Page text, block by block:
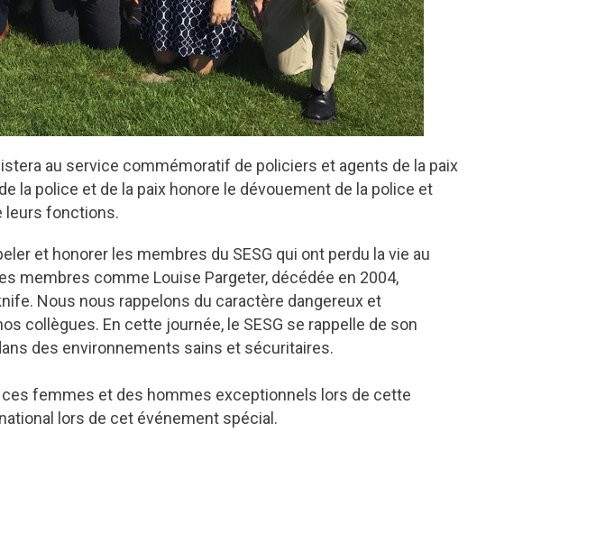
au service commémoratif de policiers et agents de la paix
la police et de la paix honore le dévouement de la police et
leurs fonctions.
et honorer les membres du SESG qui ont perdu la vie au
membres comme Louise Pargeter, décédée en 2004,
Nous nous rappelons du caractère dangereux et
collègues. En cette journée, le SESG se rappelle de son
des environnements sains et sécuritaires.
femmes et des hommes exceptionnels lors de cette
lors de cet événement spécial.